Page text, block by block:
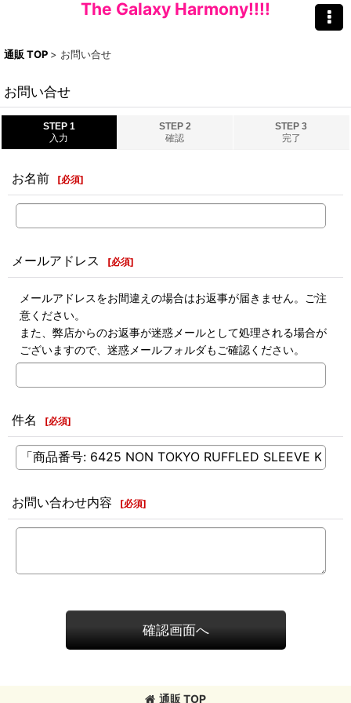
The Galaxy Harmony!!!!
通販 TOP > お問い合せ
お問い合せ
STEP 1
入力
STEP 2
確認
STEP 3
完了
お名前 [必須]
メールアドレス [必須]
メールアドレスをお間違えの場合はお返事が届きません。ご注
意ください。
また、弊店からのお返事が迷惑メールとして処理される場合が
ございますので、迷惑メールフォルダもご確認ください。
件名 [必須]
お問い合わせ内容 [必須]
確認画面へ
通販 TOP